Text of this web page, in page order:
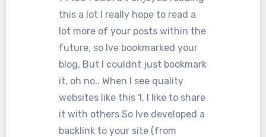
this a lot I really hope to read a
lot more of your posts within the
future, so Ive bookmarked your
blog. But I couldnt just bookmark
it, oh no.. When I see quality
websites like this 1, I like to share
it with others So Ive developed a
backlink to your site (from